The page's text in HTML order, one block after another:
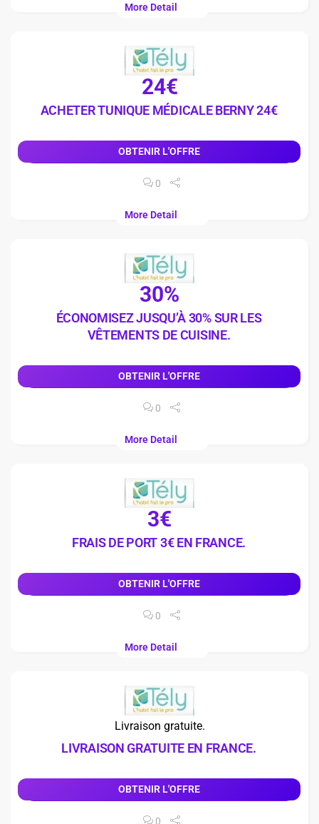
More Detail
24€
ACHETER TUNIQUE MÉDICALE BERNY 24€
OBTENIR L'OFFRE
0
More Detail
30%
ÉCONOMISEZ JUSQU’À 30% SUR LES
VÊTEMENTS DE CUISINE.
OBTENIR L'OFFRE
0
More Detail
3€
FRAIS DE PORT 3€ EN FRANCE.
OBTENIR L'OFFRE
0
More Detail
Livraison gratuite.
LIVRAISON GRATUITE EN FRANCE.
OBTENIR L'OFFRE
0